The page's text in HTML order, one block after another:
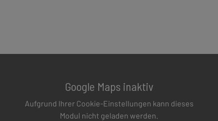
Google Maps inaktiv
Aufgrund Ihrer Cookie-Einstellungen kann dieses
Modul nicht geladen werden.